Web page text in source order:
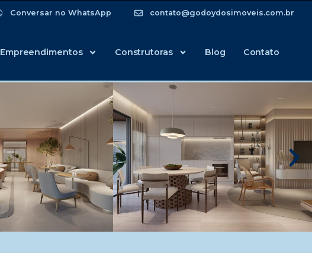
Conversar no WhatsApp contato@godoydosimoveis.com.br
Empreendimentos Construtoras Blog Contato